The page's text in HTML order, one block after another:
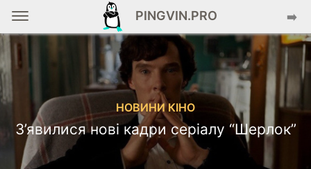
PINGVIN.PRO ➡️
НОВИНИ КІНО
З’явилися нові кадри серіалу “Шерлок”